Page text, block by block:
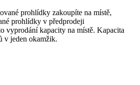
prohlídky zakoupíte na místě,
prohlídky v předprodeji
vyprodání kapacity na místě. Kapacita
v jeden okamžik.